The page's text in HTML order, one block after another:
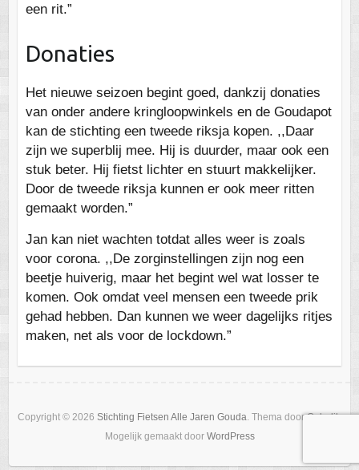
een rit.”
Donaties
Het nieuwe seizoen begint goed, dankzij donaties
van onder andere kringloopwinkels en de Goudapot
kan de stichting een tweede riksja kopen. ,,Daar
zijn we superblij mee. Hij is duurder, maar ook een
stuk beter. Hij fietst lichter en stuurt makkelijker.
Door de tweede riksja kunnen er ook meer ritten
gemaakt worden.”
Jan kan niet wachten totdat alles weer is zoals
voor corona. ,,De zorginstellingen zijn nog een
beetje huiverig, maar het begint wel wat losser te
komen. Ook omdat veel mensen een tweede prik
gehad hebben. Dan kunnen we weer dagelijks ritjes
maken, net als voor de lockdown.”
Copyright © 2026 Stichting Fietsen Alle Jaren Gouda . Thema doorColorlib
Mogelijk gemaakt door WordPress